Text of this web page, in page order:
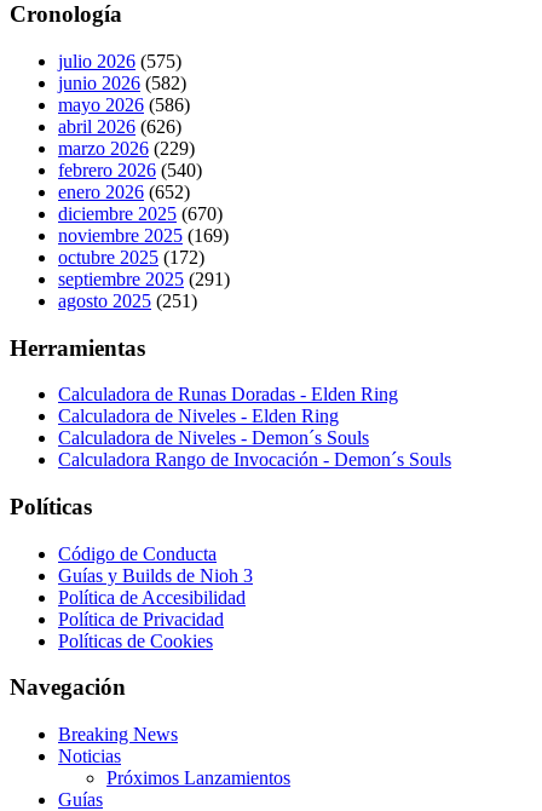
Cronología
julio 2026 (575)
junio 2026 (582)
mayo 2026 (586)
abril 2026 (626)
marzo 2026 (229)
febrero 2026 (540)
enero 2026 (652)
diciembre 2025 (670)
noviembre 2025 (169)
octubre 2025 (172)
septiembre 2025 (291)
agosto 2025 (251)
Herramientas
Calculadora de Runas Doradas - Elden Ring
Calculadora de Niveles - Elden Ring
Calculadora de Niveles - Demon´s Souls
Calculadora Rango de Invocación - Demon´s Souls
Políticas
Código de Conducta
Guías y Builds de Nioh 3
Política de Accesibilidad
Política de Privacidad
Políticas de Cookies
Navegación
Breaking News
Noticias
Próximos Lanzamientos
Guías